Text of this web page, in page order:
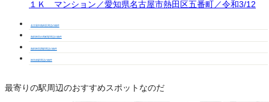
１Ｋ マンション／愛知県名古屋市熱田区五番町／令和3/12
名古屋市熱田区周辺の物件
熱田神宮伝馬町駅周辺の物件
熱田神宮西駅周辺の物件
神宮前駅周辺の物件
最寄りの駅周辺のおすすめスポットなのだ